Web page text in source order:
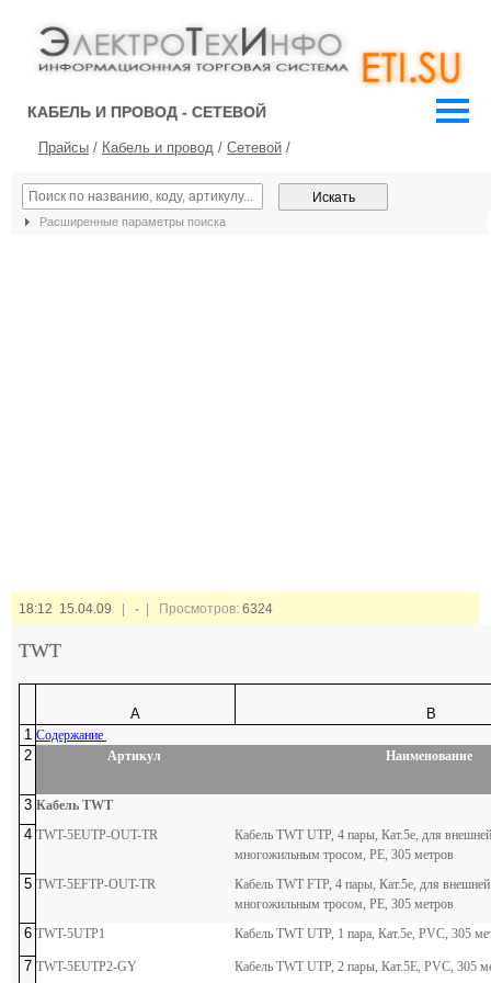
КАБЕЛЬ И ПРОВОД - СЕТЕВОЙ
Прайсы / Кабель и провод / Сетевой /
Расширенные параметры поиска
18:12 15.04.09 - | Просмотров: 6324
TWT
A
B
1 Содержание
2 Артикул Наименование
3 Кабель TWT
4 TWT-5EUTP-OUT-TR
Кабель TWT UTP, 4 пары, Кат.5e, для
многожильным тросом, PE, 305 метров
5 TWT-5EFTP-OUT-TR
Кабель TWT FTP, 4 пары, Кат.5e, для
многожильным тросом, PE, 305 метров
6 TWT-5UTP1 Кабель TWT UTP, 1 пара, Кат.5e, PVC, 305
7 TWT-5EUTP2-GY Кабель TWT UTP, 2 пары, Кат.5E, PVC, 305